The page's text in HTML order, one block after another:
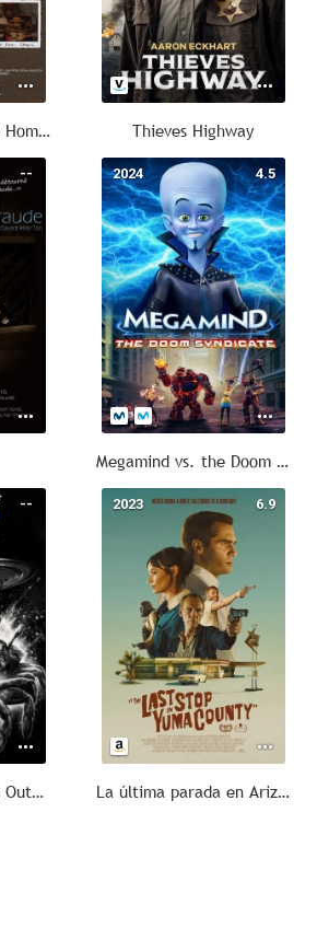
Journey Around the Home in 60 Days Thieves Highway
-- 4.5
2024
Megamind vs. the Doom Syndicate
--
Cocaine Crabs from Outer Space
6.9
2023
La última parada en Arizona